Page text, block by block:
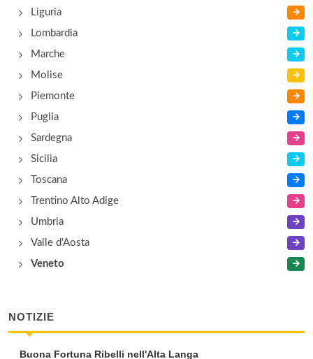
Liguria
Lombardia
Marche
Molise
Piemonte
Puglia
Sardegna
Sicilia
Toscana
Trentino Alto Adige
Umbria
Valle d'Aosta
Veneto
NOTIZIE
Buona Fortuna Ribelli nell'Alta Langa